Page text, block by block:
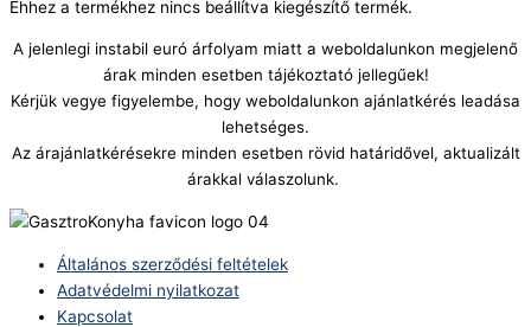
Ehhez a termékhez nincs beállítva kiegészítő termék.
A jelenlegi instabil euró árfolyam miatt a weboldalunkon megjelenő
árak minden esetben tájékoztató jellegűek!
Kérjük vegye figyelembe, hogy weboldalunkon ajánlatkérés leadása
lehetséges.
Az árajánlatkérésekre minden esetben rövid határidővel, aktualizált
árakkal válaszolunk.
Általános szerződési feltételek
Adatvédelmi nyilatkozat
Kapcsolat